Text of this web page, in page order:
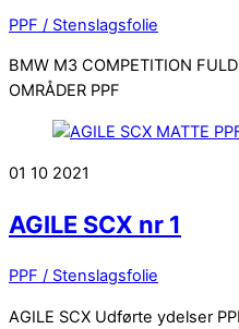
PPF / Stenslagsfolie
BMW M3 COMPETITION
OMRÅDER PPF
01 10 2021
AGILE SCX nr 1
PPF / Stenslagsfolie
AGILE SCX Udførte ydelser